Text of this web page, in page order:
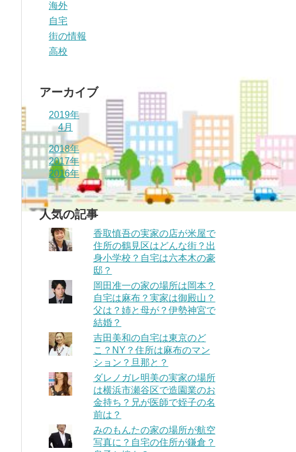
海外
自宅
街の情報
高校
アーカイブ
2019年
4月
2018年
2017年
2016年
人気の記事
香取慎吾の実家の店が米屋で
住所の鶴見区はどんな街？出
身小学校？自宅は六本木の豪
邸？
岡田准一の家の場所は岡本？
自宅は麻布？実家は御殿山？
父は？姉と母が？伊勢神宮で
結婚？
吉田美和の自宅は東京のど
こ？NY？住所は麻布のマン
ション？旦那と？
ダレノガレ明美の実家の場所
は横浜市瀬谷区で造園業のお
金持ち？兄が医師で姪子の名
前は？
みのもんたの家の場所が航空
写真に？自宅の住所が鎌倉？